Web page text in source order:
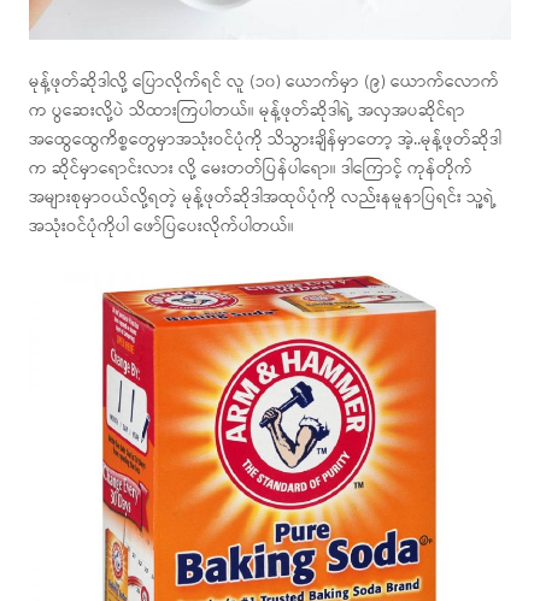
မုန့်ဖုတ်ဆိုဒါလို့ ပြောလိုက်ရင် လူ (၁၀) ယောက်မှာ (၉) ယောက်လောက်
က ပွဆေးလို့ပဲ သိထားကြပါတယ်။ မုန့်ဖုတ်ဆိုဒါရဲ့ အလှအပဆိုင်ရာ
အထွေထွေကိစ္စတွေမှာအသုံးဝင်ပုံကို သိသွားချိန်မှာတော့ အဲ့..မုန့်ဖုတ်ဆိုဒါ
က ဆိုင်မှာရောင်းလား လို့ မေးတတ်ပြန်ပါရော။ ဒါကြောင့် ကုန်တိုက်
အများစုမှာဝယ်လို့ရတဲ့ မုန့်ဖုတ်ဆိုဒါအထုပ်ပုံကို လည်းနမူနာပြရင်း သူ့ရဲ့
အသုံးဝင်ပုံကိုပါ ဖော်ပြပေးလိုက်ပါတယ်။